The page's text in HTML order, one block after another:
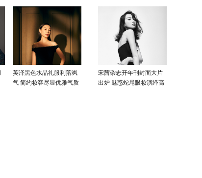
英泽黑色水晶礼服利落飒
气 简约妆容尽显优雅气质
宋茜杂志开年刊封面大片
出炉 魅惑蛇尾眼妆演绎高